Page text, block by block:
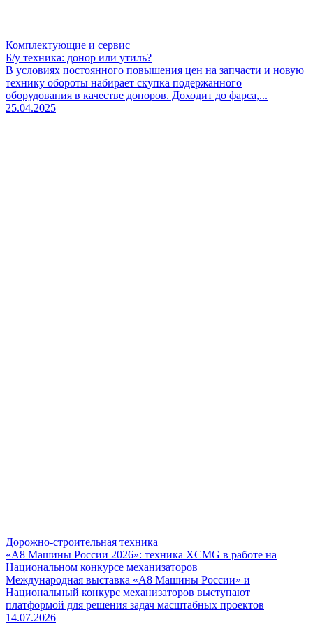
Комплектующие и сервис
Б/у техника: донор или утиль?
В условиях постоянного повышения цен на запчасти и новую
технику обороты набирает скупка подержанного
оборудования в качестве доноров. Доходит до фарса,...
25.04.2025
Дорожно-строительная техника
«А8 Машины России 2026»: техника XCMG в работе на
Национальном конкурсе механизаторов
Международная выставка «А8 Машины России» и
Национальный конкурс механизаторов выступают
платформой для решения задач масштабных проектов
14.07.2026